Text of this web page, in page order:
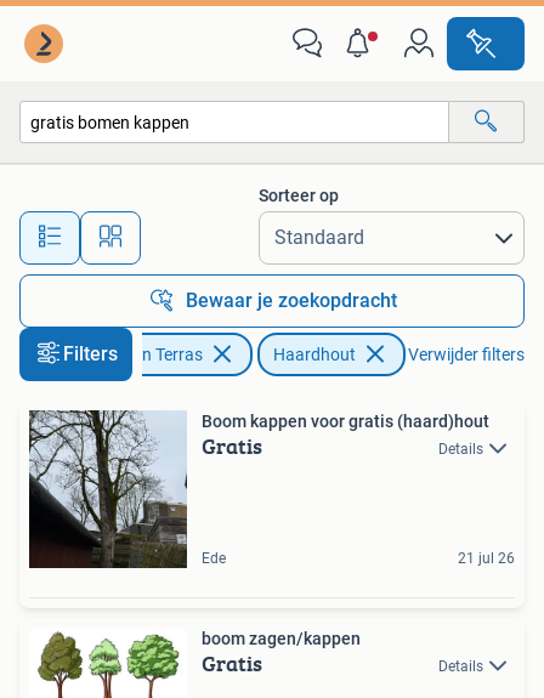
Alle afstanden…
Sorteer op
Bewaar je zoekopdracht
FiltersTuin en Terras Haardhout Verwijder filters
Boom kappen voor gratis (haard)hout
Gratis Details
Ede 21 jul 26
boom zagen/kappen
Gratis Details